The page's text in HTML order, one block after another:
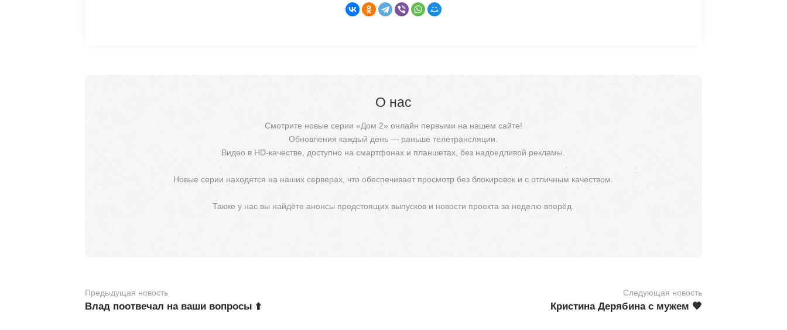
О нас
Смотрите новые серии «Дом 2» онлайн первыми на нашем сайте!
Обновления каждый день — раньше телетрансляции.
Видео в HD-качестве, доступно на смартфонах и планшетах, без надоедливой рекламы.
Новые серии находятся на наших серверах, что обеспечивает просмотр без блокировок и с отличным качеством.
Также у нас вы найдёте анонсы предстоящих выпусков и новости проекта за неделю вперёд.
Предыдущая новость
Влад поотвечал на ваши вопросы ⬆️
Следующая новость
Кристина Дерябина с мужем 🧡